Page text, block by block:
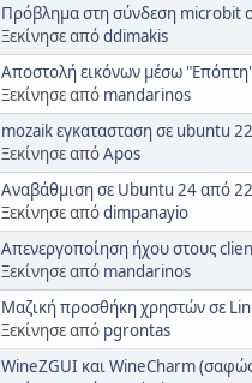
Πρόβλημα στη σύνδεση microbit
Ξεκίνησε απόddimakis
Αποστολή εικόνων μέσω
Ξεκίνησε από mandarinos
mozaik εγκατασταση σε ubuntu 22
Ξεκίνησε απόApos
Αναβάθμιση σε Ubuntu 24 από 22
Ξεκίνησε απόdimpanayio
Απενεργοποίηση ήχου στους
Ξεκίνησε από mandarinos
Μαζική προσθήκη χρηστών σε
Ξεκίνησε από pgrontas
WineZGUI και WineCharm